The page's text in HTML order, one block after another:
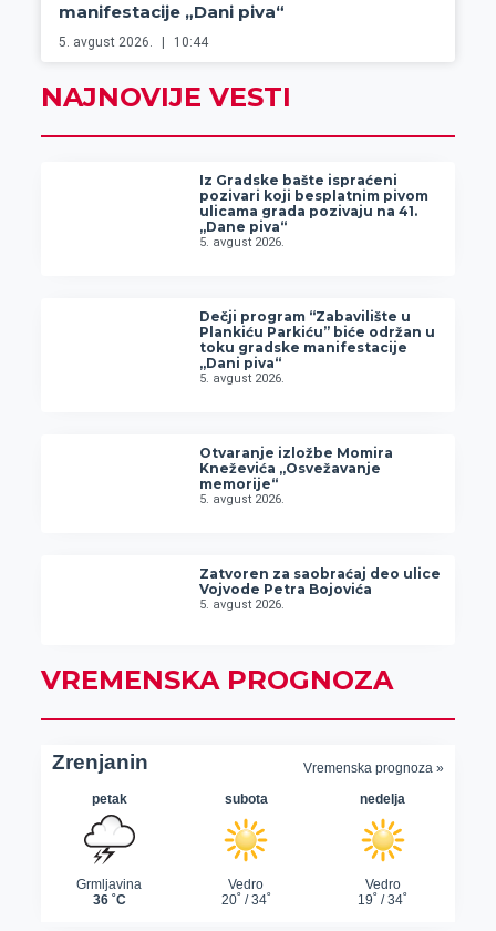
manifestacije „Dani piva“
5. avgust 2026. 10:44
NAJNOVIJE VESTI
Iz Gradske bašte ispraćeni
pozivari koji besplatnim pivom
ulicama grada pozivaju na 41.
„Dane piva“
5. avgust 2026.
Dečji program “Zabavilište u
Plankiću Parkiću” biće održan u
toku gradske manifestacije
„Dani piva“
5. avgust 2026.
Otvaranje izložbe Momira
Kneževića „Osvežavanje
memorije“
5. avgust 2026.
Zatvoren za saobraćaj deo ulice
Vojvode Petra Bojovića
5. avgust 2026.
VREMENSKA PROGNOZA